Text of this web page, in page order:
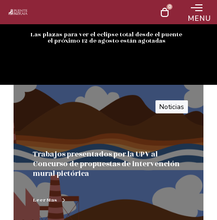
0
MENU
Las plazas para ver el eclipse total desde el puente
el próximo 12 de agosto están agotadas
Noticias
Trabajos presentados por la UPV al
Concurso de propuestas de intervención
mural pictórica
Leer Mas